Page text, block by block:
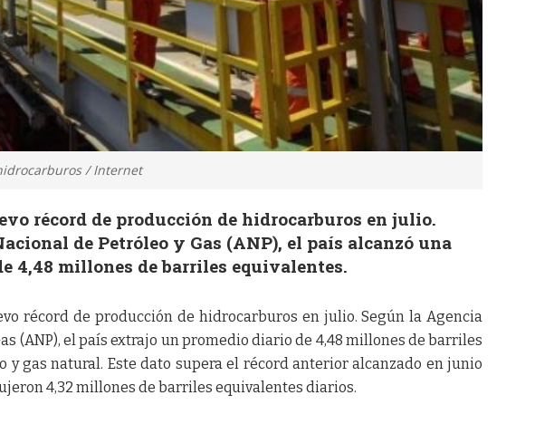
/ Internet
récord de producción de hidrocarburos en julio.
de Petróleo y Gas (ANP), el país alcanzó una
4,48 millones de barriles equivalentes.
récord de producción de hidrocarburos en julio. Según la Agencia
(ANP), el país extrajo un promedio diario de 4,48 millones de barriles
y gas natural. Este dato supera el récord anterior alcanzado en junio
4,32 millones de barriles equivalentes diarios.